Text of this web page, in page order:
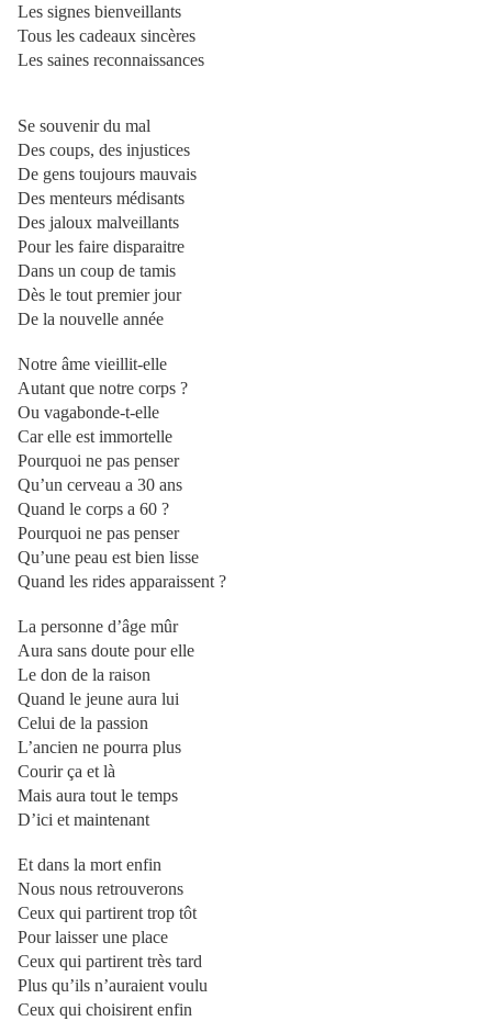
Les signes bienveillants
Tous les cadeaux sincères
Les saines reconnaissances
Se souvenir du mal
Des coups, des injustices
De gens toujours mauvais
Des menteurs médisants
Des jaloux malveillants
Pour les faire disparaitre
Dans un coup de tamis
Dès le tout premier jour
De la nouvelle année
Notre âme vieillit-elle
Autant que notre corps ?
Ou vagabonde-t-elle
Car elle est immortelle
Pourquoi ne pas penser
Qu’un cerveau a 30 ans
Quand le corps a 60 ?
Pourquoi ne pas penser
Qu’une peau est bien lisse
Quand les rides apparaissent ?
La personne d’âge mûr
Aura sans doute pour elle
Le don de la raison
Quand le jeune aura lui
Celui de la passion
L’ancien ne pourra plus
Courir ça et là
Mais aura tout le temps
D’ici et maintenant
Et dans la mort enfin
Nous nous retrouverons
Ceux qui partirent trop tôt
Pour laisser une place
Ceux qui partirent très tard
Plus qu’ils n’auraient voulu
Ceux qui choisirent enfin